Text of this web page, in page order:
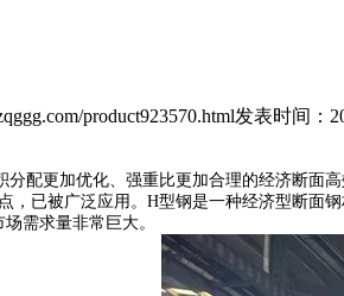
product923570.html发表时间：
分配更加优化、强重比更加合理的经济断面
，已被广泛应用。H型钢是一种经济型断面
需求量非常巨大。